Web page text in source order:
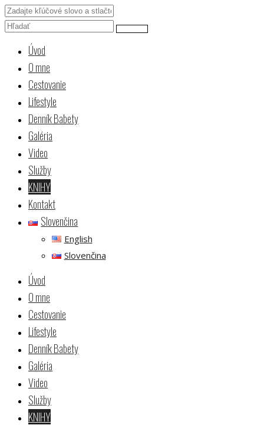
Úvod
O mne
Cestovanie
Lifestyle
Denník Babety
Galéria
Video
Služby
KNIHY
Kontakt
Slovenčina
English
Slovenčina
Úvod
O mne
Cestovanie
Lifestyle
Denník Babety
Galéria
Video
Služby
KNIHY